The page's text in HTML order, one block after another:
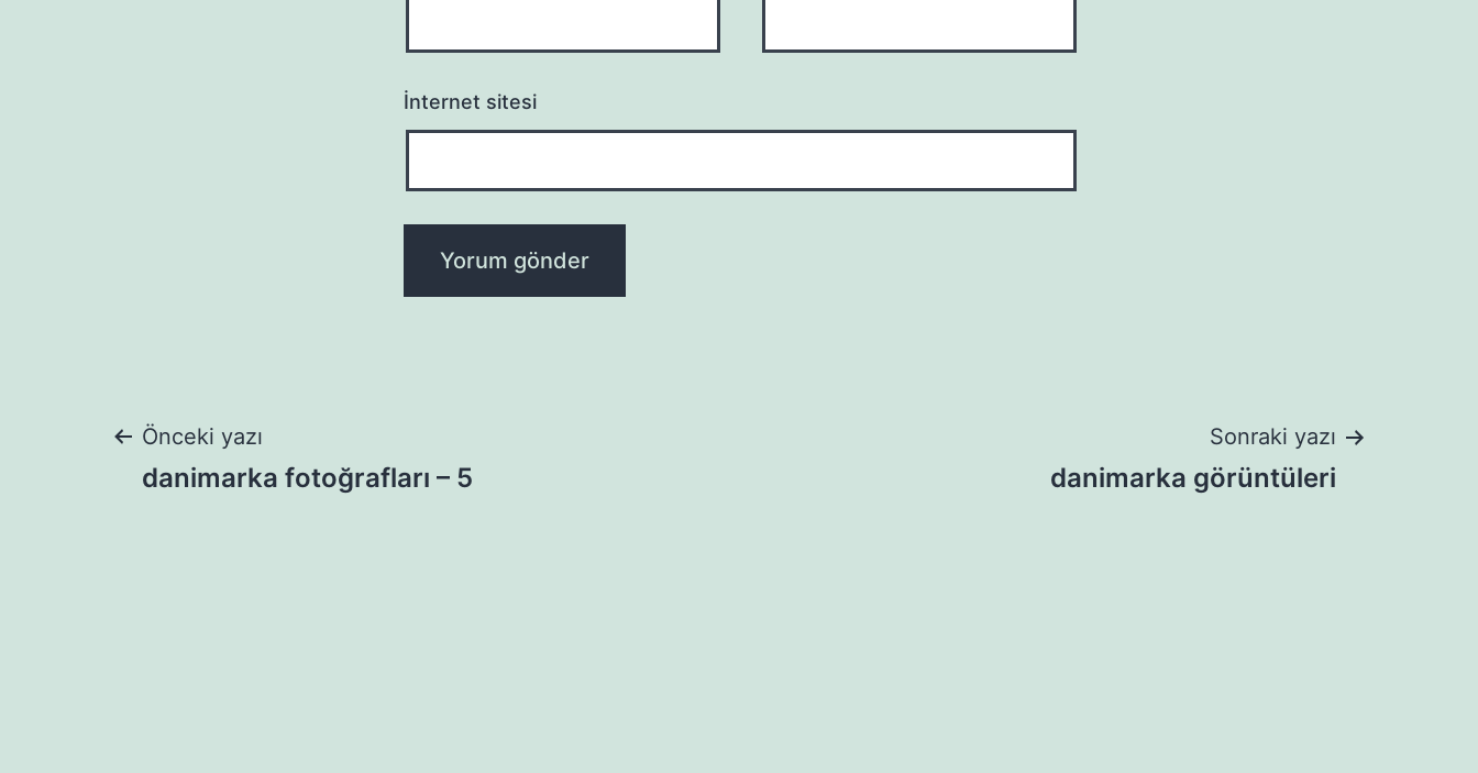
İnternet sitesi
Yazı
Önceki yazı
danimarka fotoğrafları – 5
Sonraki yazı
danimarka görüntüleri